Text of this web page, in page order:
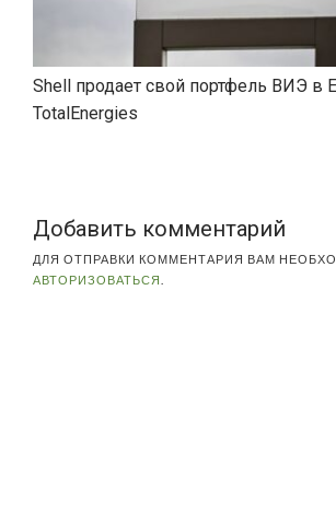
Shell продает свой портфель ВИЭ в
TotalEnergies
Добавить комментарий
ДЛЯ ОТПРАВКИ КОММЕНТАРИЯ ВАМ
АВТОРИЗОВАТЬСЯ